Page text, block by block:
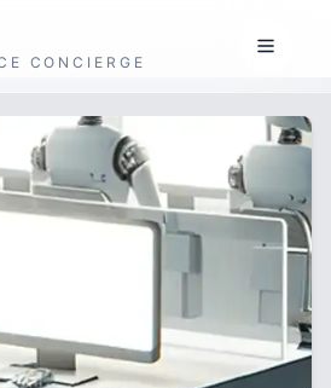
CONCIERGE